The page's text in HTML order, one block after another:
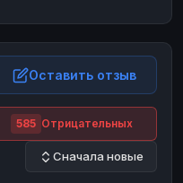
Binance
СБЕР RUB
Альфа-Банк RUB
Оставить отзыв
585 Отрицательных
Сначала новые